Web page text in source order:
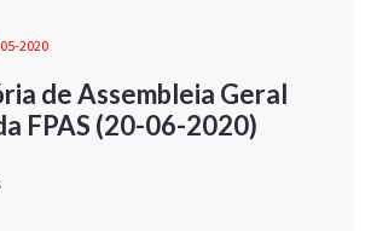
2020
de Assembleia Geral
FPAS (20-06-2020)